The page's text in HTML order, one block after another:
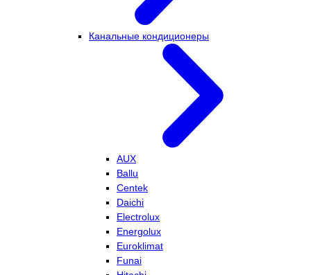
Канальные кондиционеры
AUX
Ballu
Centek
Daichi
Electrolux
Energolux
Euroklimat
Funai